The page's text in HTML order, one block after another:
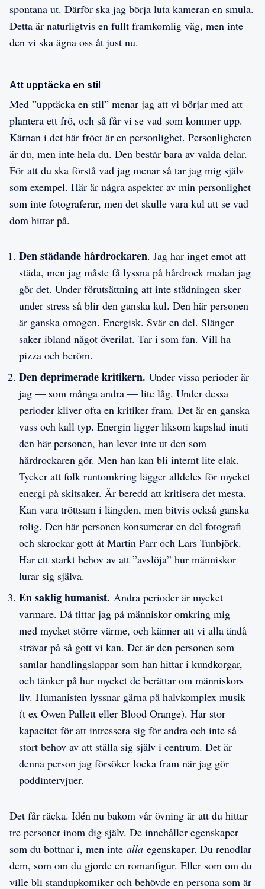
spontana ut. Därför ska jag börja luta kameran en smula.
Detta är naturligtvis en fullt framkomlig väg, men inte
den vi ska ägna oss åt just nu.
Att upptäcka en stil
Med ”upptäcka en stil” menar jag att vi börjar med att
plantera ett frö, och så får vi se vad som kommer upp.
Kärnan i det här fröet är en personlighet. Personligheten
är du, men inte hela du. Den består bara av valda delar.
För att du ska förstå vad jag menar så tar jag mig själv
som exempel. Här är några aspekter av min personlighet
som inte fotograferar, men det skulle vara kul att se vad
dom hittar på.
Den städande hårdrockaren. Jag har inget emot att
städa, men jag måste få lyssna på hårdrock medan jag
gör det. Under förutsättning att inte städningen sker
under stress så blir den ganska kul. Den här personen
är ganska omogen. Energisk. Svär en del. Slänger
saker ibland något överilat. Tar i som fan. Vill ha
pizza och beröm.
Den deprimerade kritikern. Under vissa perioder är
jag — som många andra — lite låg. Under dessa
perioder kliver ofta en kritiker fram. Det är en ganska
vass och kall typ. Energin ligger liksom kapslad inuti
den här personen, han lever inte ut den som
hårdrockaren gör. Men han kan bli internt lite elak.
Tycker att folk runtomkring lägger alldeles för mycket
energi på skitsaker. Är beredd att kritisera det mesta.
Kan vara tröttsam i längden, men bitvis också ganska
rolig. Den här personen konsumerar en del fotografi
och skrockar gott åt Martin Parr och Lars Tunbjörk.
Har ett starkt behov av att ”avslöja” hur människor
lurar sig själva.
En saklig humanist. Andra perioder är mycket
varmare. Då tittar jag på människor omkring mig
med mycket större värme, och känner att vi alla ändå
strävar på så gott vi kan. Det är den personen som
samlar handlingslappar som han hittar i kundkorgar,
och tänker på hur mycket de berättar om människors
liv. Humanisten lyssnar gärna på halvkomplex musik
(t ex Owen Pallett eller Blood Orange). Har stor
kapacitet för att intressera sig för andra och inte så
stort behov av att ställa sig själv i centrum. Det är
denna person jag försöker locka fram när jag gör
poddintervjuer.
Det får räcka. Idén nu bakom vår övning är att du hittar
tre personer inom dig själv. De innehåller egenskaper
som du bottnar i, men inte alla egenskaper. Du renodlar
dem, som om du gjorde en romanfigur. Eller som om du
ville bli standupkomiker och behövde en persona som är